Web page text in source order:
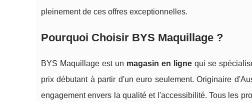
pleinement de ces offres exceptionnelles.
Pourquoi Choisir BYS Maquillage ?
BYS Maquillage est un magasin en ligne qui se
prix débutant à partir d'un euro seulement. Originaire
engagement envers la qualité et l'accessibilité. Tous les